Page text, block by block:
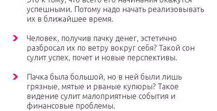
успешными. Потому надо начать реализовывать
их в ближайшее время.
Человек, получив пачку денег, эстетично
разбросал их по ветру вокруг себя? Такой сон
сулит успех, почет и новые перспективы.
Пачка была большой, но в ней были лишь
грязные, мятые и рваные купюры? Такое
видение сулит малоприятные события и
финансовые проблемы.